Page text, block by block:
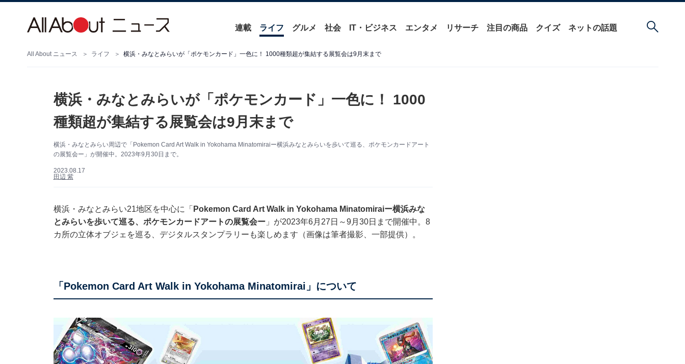
連載 ライフ グルメ 社会 IT・ビジネス エンタメ リサーチ 注目の商品 クイズ ネットの話題
All About ニュース ライフ 横浜・みなとみらいが「ポケモンカード」一色に！ 1000種類超が集結する展覧会は9月末まで
横浜・みなとみらいが「ポケモンカード」一色に！ 1000
種類超が集結する展覧会は9月末まで
横浜・みなとみらい周辺で「Pokemon Card Art Walk in Yokohama Minatomiraiー横浜みなとみらいを歩いて巡る、ポケモンカードアート
の展覧会ー」が開催中。2023年9月30日まで。
2023.08.17
田辺 紫
横浜・みなとみらい21地区を中心に「 Pokemon Card Art Walk in Yokohama Minatomiraiー横浜みな
とみらいを歩いて巡る、ポケモンカードアートの展覧会ー」が2023年6月27日～9月30日まで開催中。8
カ所の立体オブジェを巡る、デジタルスタンプラリーも楽しめます（画像は筆者撮影、一部提供）。
「Pokemon Card Art Walk in Yokohama Minatomirai」について